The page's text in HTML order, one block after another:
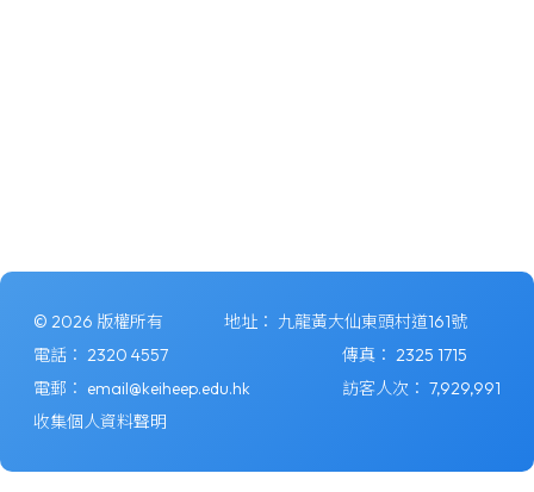
© 2026 版權所有 地址： 九龍黃大仙東頭村道161號
電話： 2320 4557 傳真： 2325 1715
電郵： email@keiheep.edu.hk 訪客人次： 7,929,991
收集個人資料聲明